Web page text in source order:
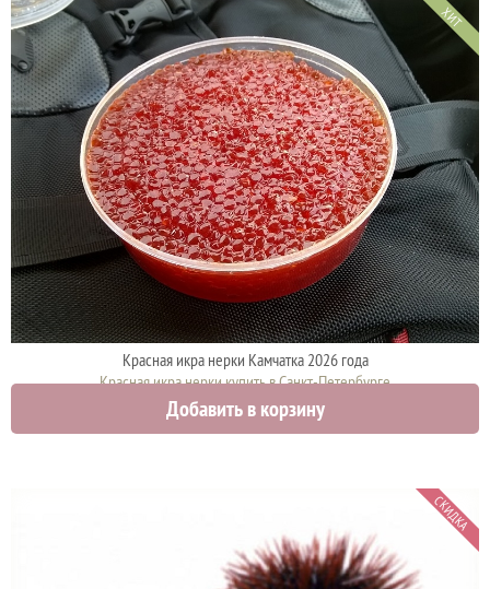
ХИТ
Красная икра нерки Камчатка 2026 года
Красная икра нерки купить в Санкт-Петербурге
3750 руб.
Добавить в корзину
СКИДКА